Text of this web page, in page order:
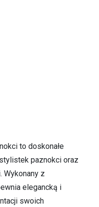
to doskonałe
paznokci oraz
Wykonany z
elegancką i
swoich